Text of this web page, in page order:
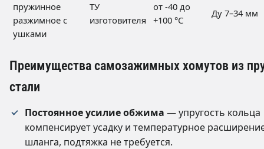
пружинное
разжимное с
ушками
ТУ
изготовителя
от -40 до
+100 °C
Ду 7–34 мм
Преимущества самозажимных хомутов из
стали
Постоянное усилие обжима — упругость кольца
компенсирует усадку и температурное
шланга, подтяжка не требуется.